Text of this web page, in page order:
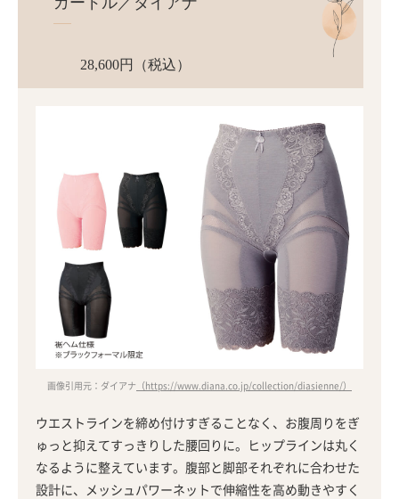
28,600円（税込）
画像引用元：ダイアナ （https://www.diana.co.jp/collection/diasienne/）
ウエストラインを締め付けすぎることなく、お腹周りをぎ
ゅっと抑えてすっきりした腰回りに。ヒップラインは丸く
なるように整えています。腹部と脚部それぞれに合わせた
設計に、メッシュパワーネットで伸縮性を高め動きやすく